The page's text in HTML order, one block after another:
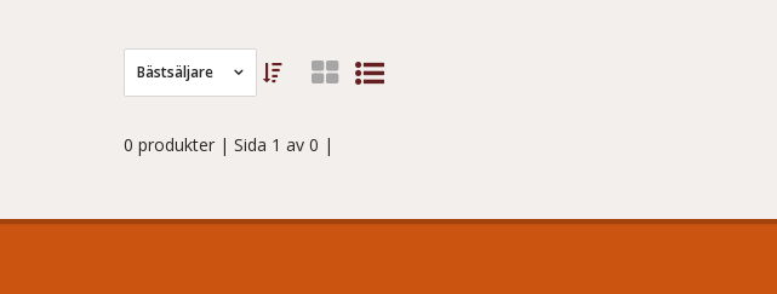
Bästsäljare
0 produkter | Sida 1 av 0 |